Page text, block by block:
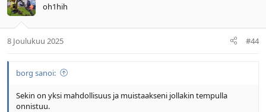
oh1hih
8 Joulukuu 2025 #44
borg sanoi:
Sekin on yksi mahdollisuus ja muistaakseni jollakin tempulla
onnistuu.